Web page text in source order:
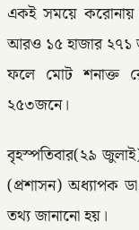
একই সময়ে করোনায়
আরও ১৫ হাজার ২৭১
ফলে মোট শনাক্ত
২৫৩জনে।
বৃহস্পতিবার(২৯
(প্রশাসন) অধ্যাপক
তথ্য জানানো হয়।